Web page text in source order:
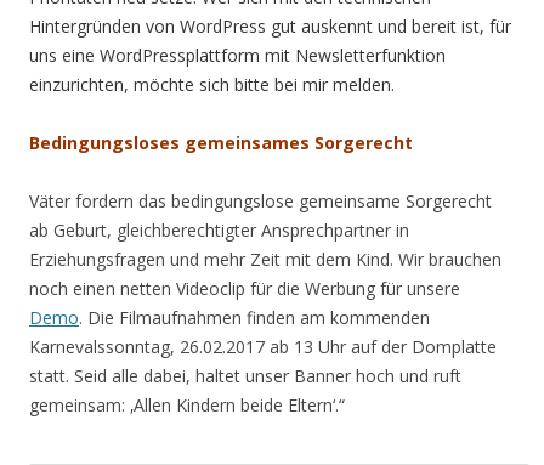
Hintergründen von WordPress gut auskennt und bereit ist, für
uns eine WordPressplattform mit Newsletterfunktion
einzurichten, möchte sich bitte bei mir melden.
Bedingungsloses gemeinsames Sorgerecht
Väter fordern das bedingungslose gemeinsame Sorgerecht
ab Geburt, gleichberechtigter Ansprechpartner in
Erziehungsfragen und mehr Zeit mit dem Kind. Wir brauchen
noch einen netten Videoclip für die Werbung für unsere
Demo. Die Filmaufnahmen finden am kommenden
Karnevalssonntag, 26.02.2017 ab 13 Uhr auf der Domplatte
statt. Seid alle dabei, haltet unser Banner hoch und ruft
gemeinsam: ‚Allen Kindern beide Eltern‘.“